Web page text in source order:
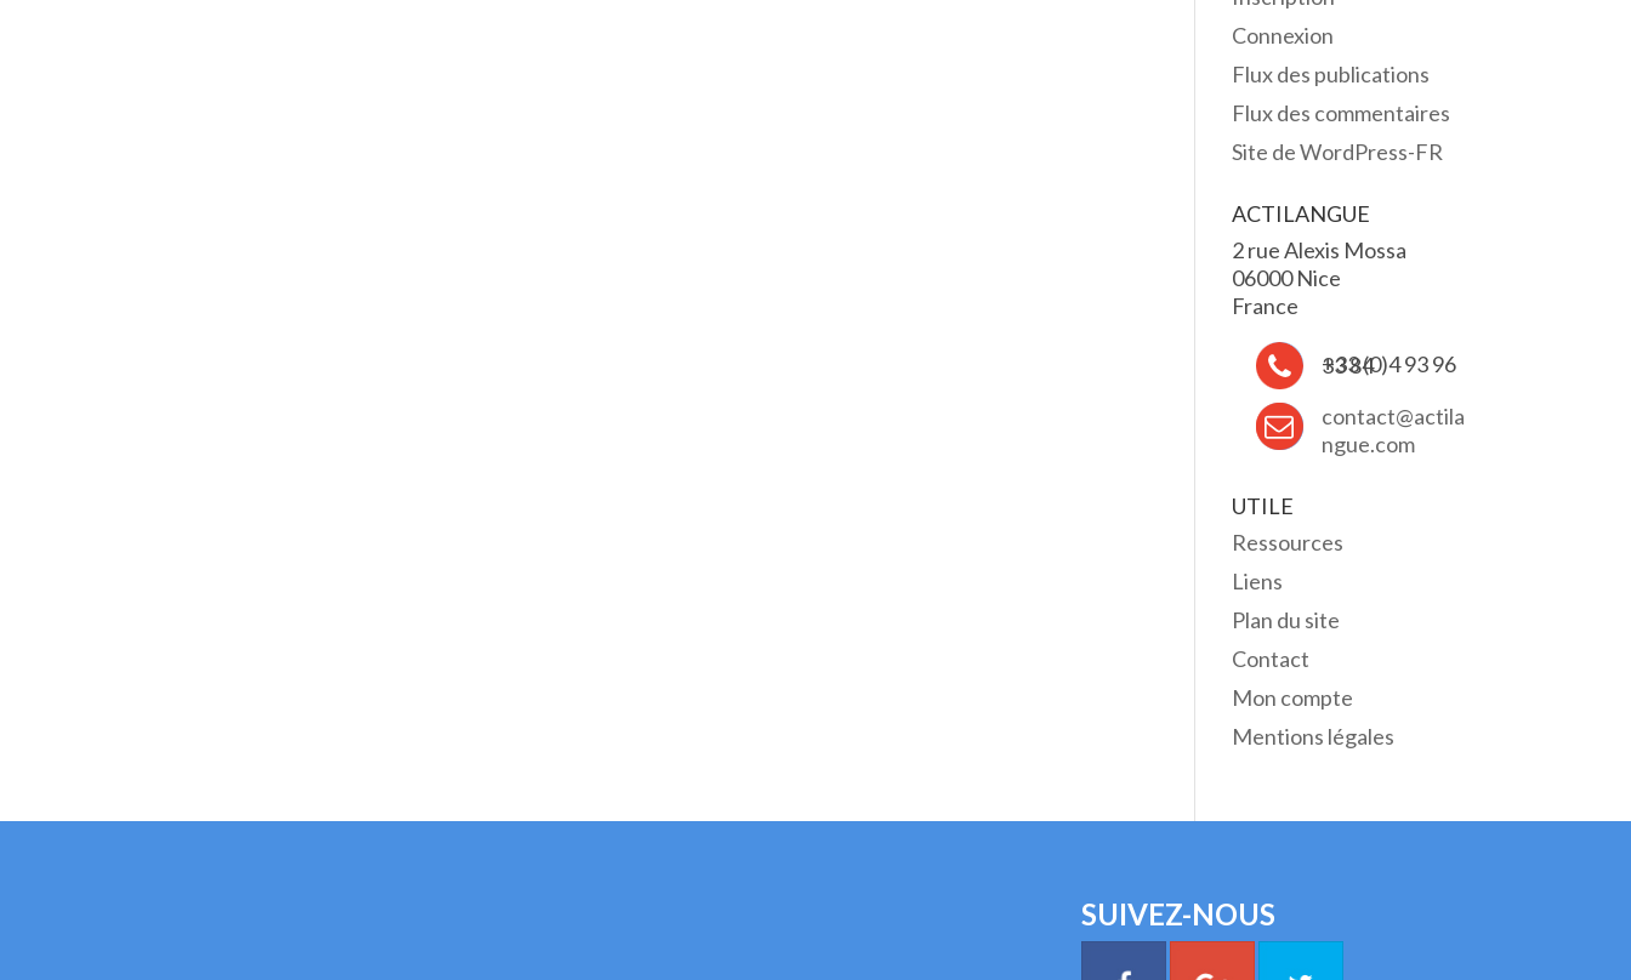
Connexion
Flux des publications
Flux des commentaires
Site de WordPress-FR
ACTILANGUE
2 rue Alexis Mossa
06000 Nice
France
+33 (0)4 93 96 33 84
contact@actila
ngue.com
UTILE
Ressources
Liens
Plan du site
Contact
Mon compte
Mentions légales
SUIVEZ-NOUS